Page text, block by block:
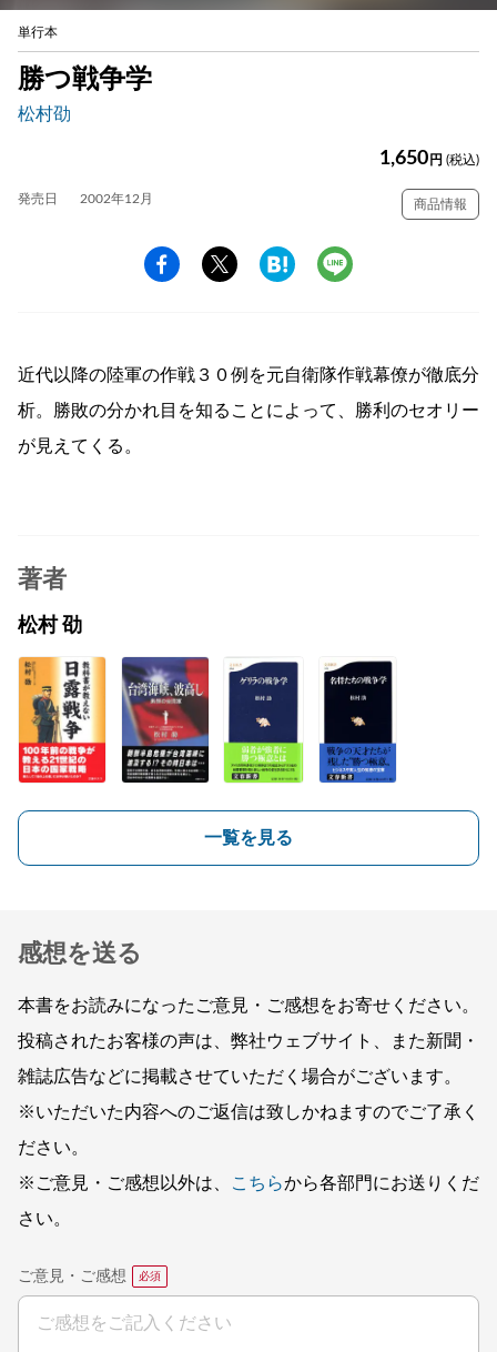
単行本
勝つ戦争学
松村劭
1,650 円 (税込)
発売日 2002年12月 商品情報
近代以降の陸軍の作戦３０例を元自衛隊作戦幕僚が徹底分
析。勝敗の分かれ目を知ることによって、勝利のセオリー
が見えてくる。
著者
松村 劭
一覧を見る
感想を送る
本書をお読みになったご意見・ご感想をお寄せください。
投稿されたお客様の声は、弊社ウェブサイト、また新聞・
雑誌広告などに掲載させていただく場合がございます。
※いただいた内容へのご返信は致しかねますのでご了承く
ださい。
※ご意見・ご感想以外は、
こちらから各部門にお送りくだ
さい。
ご意見・ご感想